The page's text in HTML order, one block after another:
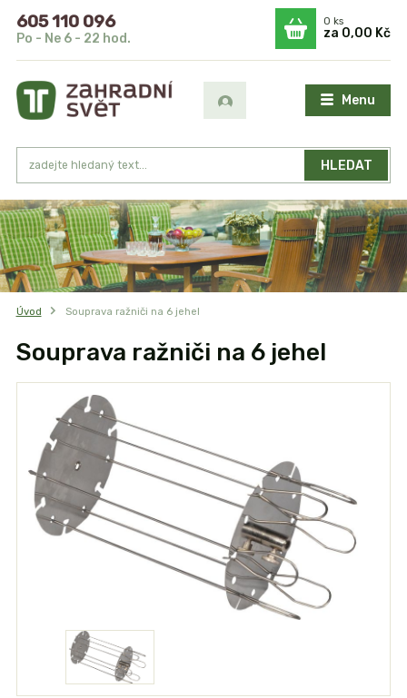
Menu
HLEDAT
605 110 096
Po - Ne 6 - 22 hod.
0ks
za 0,00 Kč
Úvod Souprava ražniči na 6 jehel
Souprava ražniči na 6 jehel